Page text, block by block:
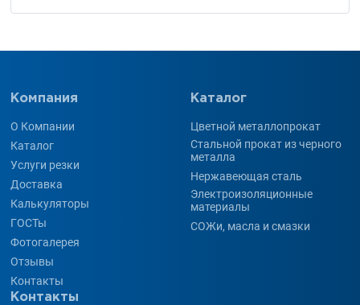
Контакты
Компания
О Компании
Каталог
Услуги резки
Доставка
Калькуляторы
ГОСТы
Фотогалерея
Отзывы
Контакты
Каталог
Цветной металлопрокат
Стальной прокат из черного
металла
Нержавеющая сталь
Электроизоляционные
материалы
СОЖи, масла и смазки